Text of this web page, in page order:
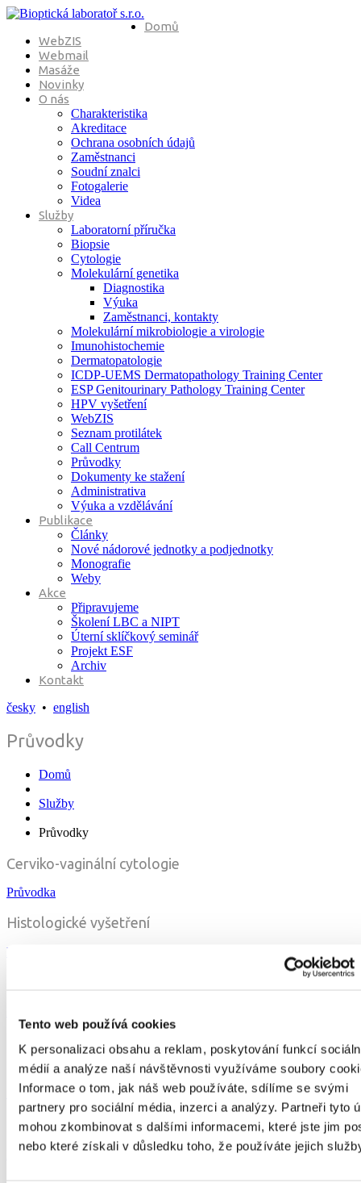
Tento web používá cookies
K personalizaci obsahu a reklam, poskytování funkcí
médií a analýze naší návštěvnosti využíváme soubory
Informace o tom, jak náš web používáte, sdílíme se svými
partnery pro sociální média, inzerci a analýzy. Partneři tyto
mohou zkombinovat s dalšími informacemi, které jste jim
nebo které získali v důsledku toho, že používáte jejich
Domů
WebZIS
Webmail
Masáže
Novinky
O nás
Charakteristika
Akreditace
Ochrana osobních údajů
Zaměstnanci
Soudní znalci
Fotogalerie
Videa
Služby
Laboratorní příručka
Biopsie
Cytologie
Molekulární genetika
Diagnostika
Výuka
Zaměstnanci, kontakty
Molekulární mikrobiologie a virologie
Imunohistochemie
Dermatopatologie
ICDP-UEMS Dermatopathology Training Center
ESP Genitourinary Pathology Training Center
HPV vyšetření
WebZIS
Seznam protilátek
Call Centrum
Průvodky
Dokumenty ke stažení
Administrativa
Výuka a vzdělávání
Publikace
Články
Nové nádorové jednotky a podjednotky
Monografie
Weby
Akce
Připravujeme
Školení LBC a NIPT
Úterní sklíčkový seminář
Projekt ESF
Archiv
Kontakt
česky • english
Průvodky
Domů
Služby
Průvodky
Cerviko-vaginální cytologie
Průvodka
Histologické vyšetření
Průvodka
Informovaný souhlas pacienta – externí (gynekologie,
gastroenterologie)
Informovaný souhlas s genetickým laboratorním vyšetřením
Molekulárně genetické vyšetření - typ I
Průvodka